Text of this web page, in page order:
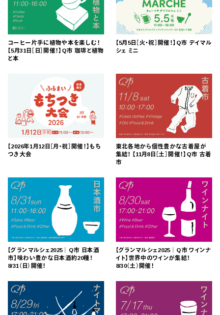
コーヒー片手に植物や本を楽しむ！
【5月31日［日］開催！】Q市 珈琲と植物
と本
【5月5日［火・祝］開催！】Q市 デイマル
シェ ミニ
【2026年1月12日［月・祝］開催！】もち
つき大会
東北各地から個性豊かな古着屋が
集結！ 【11月8日［土］開催！】Q市 古着
市
【グランマルシェ2025｜Q市 日本酒
市】味わい豊かな日本酒約20種！
8/31（日）開催！
【グランマルシェ2025｜Q市 ワインナ
イト】世界中のワインが集結！
8/30（土）開催！